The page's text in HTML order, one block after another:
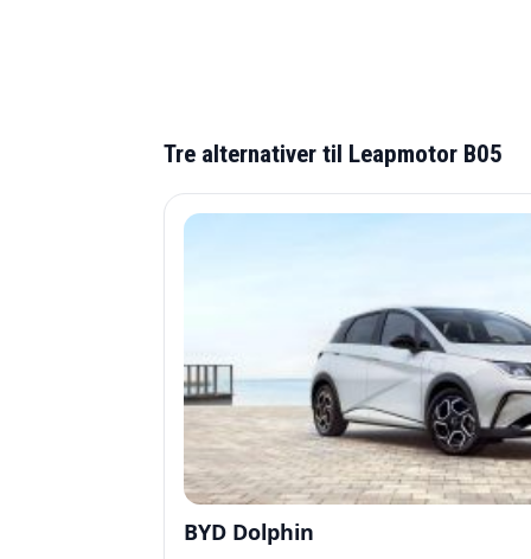
Tre alternativer til Leapmotor B05
BYD Dolphin